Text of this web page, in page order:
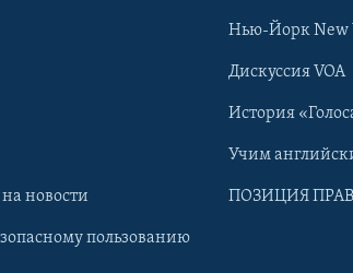
новости
пользованию
Нью-Йорк New
Дискуссия VOA
История
Учим
ПОЗИЦИЯ